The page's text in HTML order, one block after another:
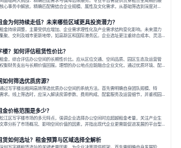
心事务中解放。精确匹配需结合企业规模、属性及文化需求，从基础筛选到深度对
建覆盖硬件运维、共享配套及专业物业的全周期保障体系。德必集团通过标准化服务
，以全国布局和产业生态圈为企业提供稳定支持，体现了从信息撮合到深度服务的能
寻找办公空间的过程中，
为何持续走低？未来哪些区域更具投资潜力？
金持续调整，主要受供应增加、企业需求理性化及产业需求结构变化影响。未来潜力
聚、交利及城市更新地带，如高新区和国际港务区。企业选址更注重综合成本、灵活
向于提供全包式服务的办公空间。专业运营方通过空间优化与社群服务，助力企业成
元化、高性价比方向发展。近年来，西安写字楼市场呈现出租金持续调整的态势，这
泛关注。作为西部重要
？如何评估租赁性价比？
金，综合评估办公空间的长期性价比。应从区位交通、空间品质、园区生态及运营管
衡财务支出与长期价值回报。理想的办公地点应能融合企业文化，通过优质环境、配
赋能业务增长，实现成本与价值的平衡。对于许多正在成长或寻求稳定发展的企业而
的办公空间是一项至关重要的决策。这不仅关系到团队的日常工作效率与协作氛围，
的品牌形象、运营成本
何筛选优质房源？
过写字楼出租网高效筛选优质办公空间的系统方法。首先需明确自身团队规模、特
求。线上筛选时，应深入解读房源参数、费用构成、配套服务及运营细节，并重视园
区位价值。同时，需考察运营方的品牌背景与持续服务能力。完成线上初选后，必须
，核对空间实景、测试设施、感受园区氛围并确认合同条款，从而做出精确决策。在
楼出租网已成为企业寻找
价格范围是多少？
江区写字楼市场的多元特点，强调企业选择办公空间时应超越租金考量，关注产业生
章分析了市场概况、影响空间价值的因素，并指出现代企业更需能促进发展的平台型
必集团为例，说明运营方如何通过构建服务生态助力企业成长，建议企业系统评估需
择匹配的发展载体。对于许多寻求在上海松江区设立或扩展办公空间的企业而言，了
市场概况是决策的首先
赁如何选址？租金预算与区域选择全解析